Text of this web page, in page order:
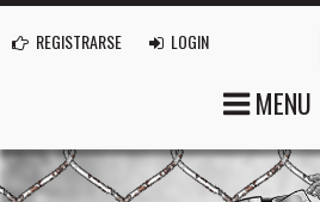
REGISTRARSE LOGIN
MENU